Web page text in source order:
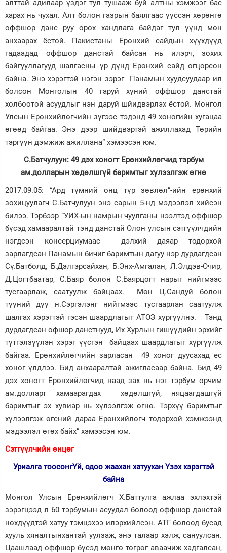
алттай адилаар үздэг тул тушааж буй алтны хэмжээг бас
харах нь чухал. Алт болон газрын баялгаас үүссэн хөрөнгө
оффшор данс руу орох хандлага байдаг тул үүнд мөн
анхаарах ёстой. Пакистаны Ерөнхий сайдын хүүхдүүд
гадаадад оффшор данстай байсан нь илэрч, зохих
байгууллагууд шалгасны үр дүнд Ерөнхий сайд огцорсон
байна. Энэ хэрэгтэй нэгэн зэрэг Панамын хуудсуудаар ил
болсон Монголын 40 гаруй хүний оффшор данстай
холбоотой асуудлыг нэн даруй шйидвэрлэх ёстой. Монгол
Улсын Ерөнхийлөгчийн зүгээс тэдэнд 49 хоногийн хугацаа
өгөөд байгаа. Энэ дээр шийдвэртэй ажиллахад Төрийн
тэргүүн дэмжиж ажиллана” хэмээсэн юм.
С.Батчулуун: 49 дэх хоногт Ерөнхийлөгчид тэрбум
ам.долларын хөдөлшгүй баримтыг хүлээлгэж өгнө
2017.09.05: “Ард түмний онц түр зөвлөл”-ийн ерөнхий
зохицуулагч С.Батчулуун энэ сарын 5-нд мэдээлэл хийсэн
билээ. Тэрбээр “УИХ-ын намрын чуулганы нээлтэд оффшор
бүсэд хамааралтай тэнд данстай Олон улсын сэтгүүлчдийн
нэгдсэн консерциумаас дэлхий даяар тодорхой
зарлагдсан Панамын бичиг баримтын дагуу нэр дурдагдсан
Сү.Батболд, Б.Дэлгэрсайхан, Б.Энх-Амгалан, Л.Элдэв-Очир,
Д.Цогтбаатар, С.Баяр болон С.Баярцогт нарыг нийгмээс
тусгаарлаж, саатуулж байцаах. Мөн Ц.Сандуй болон
түүний дүү н.Сэргэлэнг нийгмээс тусгаарлан саатуулж
шалгах хэрэгтэй гэсэн шаардлагыг АТОЗ хүргүүлнэ. Тэнд
дурдагдсан офшор данстнууд, Их Хурлын гишүүдийн эрхийг
түтгэлзүүлэн хэрэг үүсгэн байцаах шаардлагыг хүргүүлж
байгаа. Ерөнхийлөгчийн зарласан 49 хоног дуусахад ес
хоног үлдлээ. Бид анхааралтай ажигласаар байна. Бид 49
дэх хоногт Ерөнхийлөгчид наад зах нь нэг тэрбум орчим
ам.долларт хамаарагдах хөдөлшгүй, няцаагдашгүй
баримтыг эх хувиар нь хүлээлгэж өгнө. Тэрхүү баримтыг
хүлээлгэж өгсний дараа Ерөнхийлөгч тодорхой хэмжээнд
мэдээлэл өгөх байх” хэмээсэн юм.
Сэтгүүлчийн өнцөг
Уриалга тоосонгҮй, одоо жаахан хатуухан Үзэх хэрэгтэй
байна
Монгол Улсын Ерөнхийлөгч Х.Баттулга ажлаа эхлэхтэй
зэрэгцээд л 60 тэрбумын асуудал болоод оффшор данстай
нөхдүүдтэй хатуу тэмцэхээ илэрхийлсэн. АТГ болоод бусад
хууль хяналтынхантай уулзаж, энэ талаар хэлж, сануулсан.
Цаашлаад оффшор бүсэд мөнгө төгрөг аваачиж хадгалсан,